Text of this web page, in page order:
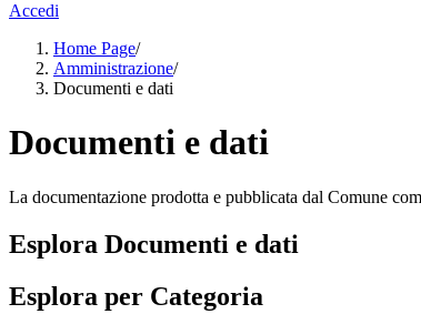
Accedi
Home Page/
Amministrazione/
Documenti e dati
Documenti e dati
La documentazione prodotta e pubblicata dal Comune
Esplora Documenti e dati
Esplora per Categoria